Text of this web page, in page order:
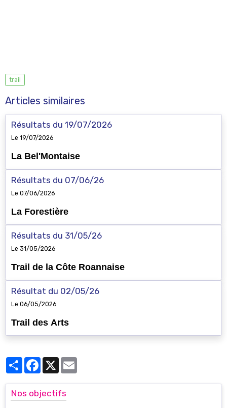
trail
Articles similaires
Résultats du 19/07/2026
Le 19/07/2026
La Bel'Montaise
Résultats du 07/06/26
Le 07/06/2026
La Forestière
Résultats du 31/05/26
Le 31/05/2026
Trail de la Côte Roannaise
Résultat du 02/05/26
Le 06/05/2026
Trail des Arts
PartagerFacebook
X
Nos objectifs